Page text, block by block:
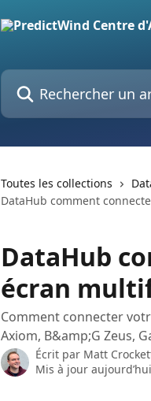
Rechercher un article...
Toutes les collections
DataHub comment
DataHub
écran
Comment connecter
Axiom, B&amp;G Zeus,
Écrit par Matt
Mis à jour aujourd’hui